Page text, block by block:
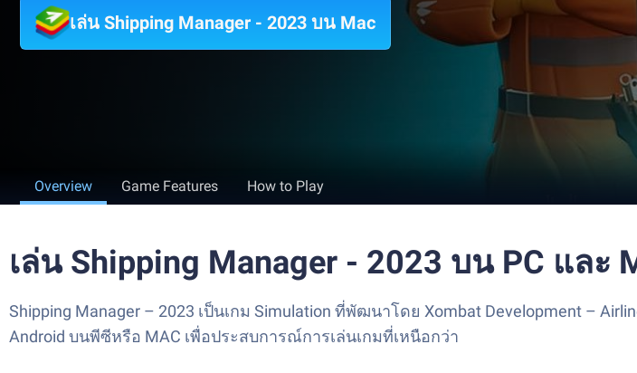
เล่น Shipping Manager - 2023 บน Mac
Overview Game Features How to Play
เล่น Shipping Manager - 2023 บน PC และ
Shipping Manager – 2023 เป็นเกม Simulation ที่พัฒนาโดย Xombat Development –
Android บนพีซีหรือ MAC เพื่อประสบการณ์การเล่นเกมที่เหนือกว่า